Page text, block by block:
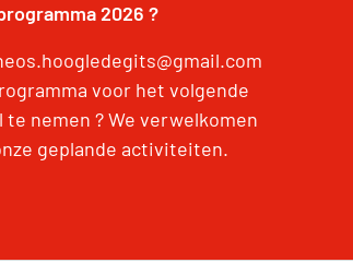
2026 ?
voor het volgende
te nemen ? We verwelkomen
geplande activiteiten.